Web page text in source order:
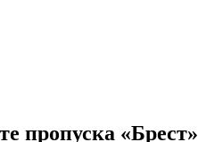
пропуска «Брест»